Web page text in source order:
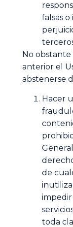
falsas
No
anterior el
abstenerse
Hacer
de
toda